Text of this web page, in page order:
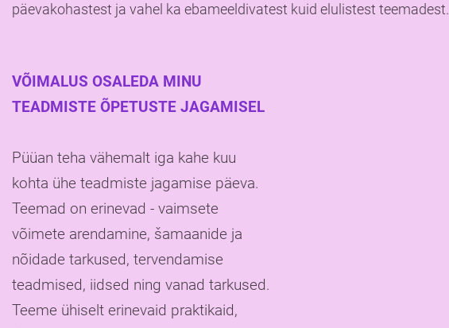
päevakohastest ja vahel ka ebameeldivatest kuid elulistest teemadest.
VÕIMALUS OSALEDA MINU
TEADMISTE ÕPETUSTE JAGAMISEL
Püüan teha vähemalt iga kahe kuu
kohta ühe teadmiste jagamise päeva.
Teemad on erinevad - vaimsete
võimete arendamine, šamaanide ja
nõidade tarkused, tervendamise
teadmised, iidsed ning vanad tarkused.
Teeme ühiselt erinevaid praktikaid,